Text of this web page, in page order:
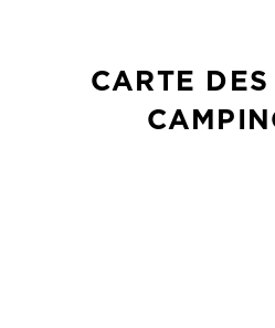
CARTE